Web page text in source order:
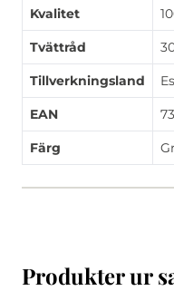
Kvalitet
Tvättråd
Tillverkningsland
EAN
Färg
Produkter ur